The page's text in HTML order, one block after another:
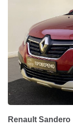
Renault Sandero